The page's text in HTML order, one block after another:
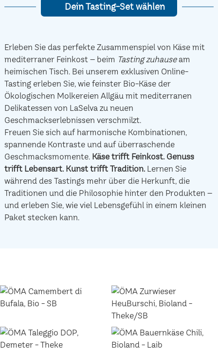
Dein Tasting-Set wählen
Erleben Sie das perfekte Zusammenspiel von Käse mit
mediterraner Feinkost – beim Tasting zuhauseam
heimischen Tisch. Bei unserem exklusiven Online-
Tasting erleben Sie, wie feinster Bio-Käse der
Ökologischen Molkereien Allgäu mit mediterranen
Delikatessen von LaSelva zu neuen
Geschmackserlebnissen verschmilzt.
Freuen Sie sich auf harmonische Kombinationen,
spannende Kontraste und auf überraschende
Geschmacksmomente. Käse trifft Feinkost. Genuss
trifft Lebensart. Kunst trifft Tradition.Lernen Sie
während des Tastings mehr über die Herkunft, die
Traditionen und die Philosophie hinter den Produkten –
und erleben Sie, wie viel Lebensgefühl in einem kleinen
Paket stecken kann.